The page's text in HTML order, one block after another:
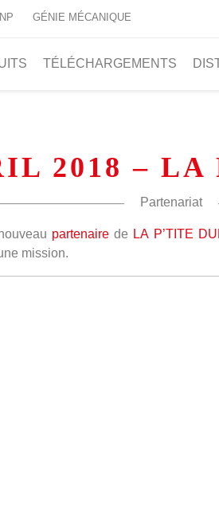
GÉNIE MÉCANIQUE
TÉLÉCHARGEMENTS
2018 – LA
Partenariat
partenaire de LA P’TITE
mission.